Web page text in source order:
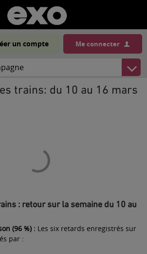
un compte Me connecter
: retour sur la semaine du 10 au
(96 %) : Les six retards enregistrés sur
par :